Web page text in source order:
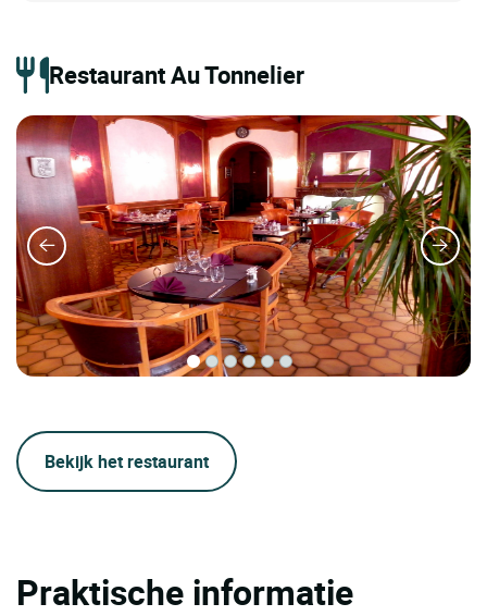
Restaurant Au Tonnelier
Bekijk het restaurant
Praktische informatie